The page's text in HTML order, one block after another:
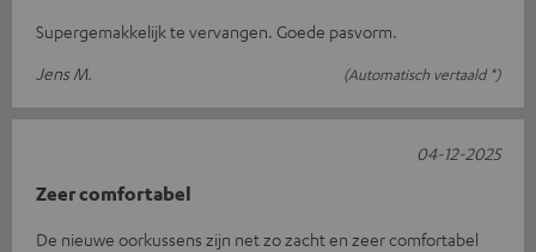
Supergemakkelijk te vervangen. Goede pasvorm.
Jens M.
(Automatisch vertaald *)
Zeer comfortabel
De nieuwe oorkussens zijn net zo zacht en zeer comfortabel
04-12-2025